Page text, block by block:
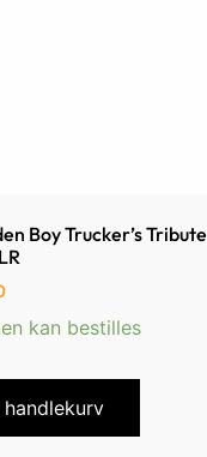
Boy Trucker’s Tribute
kan bestilles